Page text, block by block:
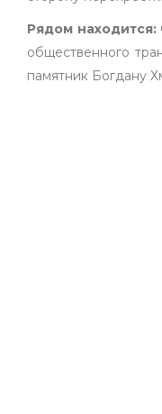
Рядом находится:
общественного
памятник Богдану